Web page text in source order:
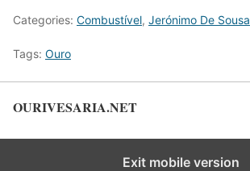
Categories: Combustível, Jerónimo De Sousa
Tags: Ouro
OURIVESARIA.NET
Exit mobile version